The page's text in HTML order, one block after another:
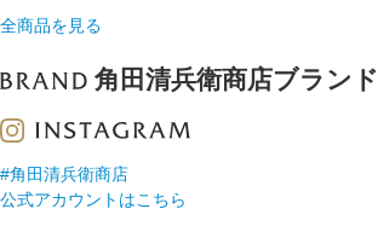
全商品を見る
角田清兵衛商店ブランド
#角田清兵衛商店
公式アカウントはこちら